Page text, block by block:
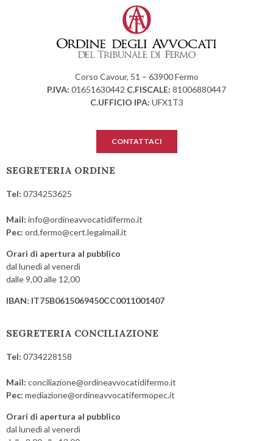
Corso Cavour, 51 – 63900 Fermo
P.IVA: 01651630442 C.FISCALE: 81006880447
C.UFFICIO IPA: UFX1T3
CONTATTACI
SEGRETERIA ORDINE
Tel: 0734253625
Mail: info@ordineavvocatidifermo.it
Pec: ord.fermo@cert.legalmail.it
Orari di apertura al pubblico
dal lunedì al venerdì
dalle 9,00 alle 12,00
IBAN: IT75B0615069450CC0011001407
SEGRETERIA CONCILIAZIONE
Tel: 0734228158
Mail: conciliazione@ordineavvocatidifermo.it
Pec: mediazione@ordineavvocatifermopec.it
Orari di apertura al pubblico
dal lunedì al venerdì